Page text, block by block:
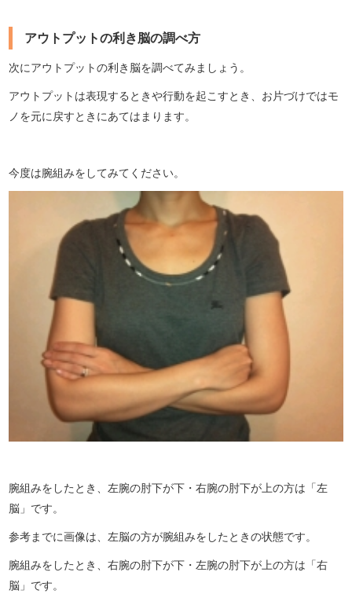
アウトプットの利き脳の調べ方
次にアウトプットの利き脳を調べてみましょう。
アウトプットは表現するときや行動を起こすとき、お片づけではモ
ノを元に戻すときにあてはまります。
今度は腕組みをしてみてください。
腕組みをしたとき、左腕の肘下が下・右腕の肘下が上の方は「左
脳」です。
参考までに画像は、左脳の方が腕組みをしたときの状態です。
腕組みをしたとき、右腕の肘下が下・左腕の肘下が上の方は「右
脳」です。